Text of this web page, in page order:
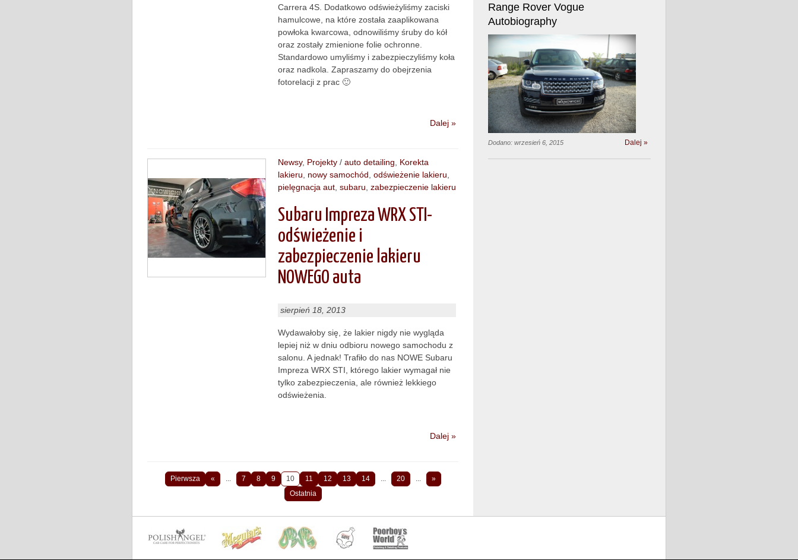
Carrera 4S. Dodatkowo odświeżyliśmy zaciski
hamulcowe, na które została zaaplikowana
powłoka kwarcowa, odnowiliśmy śruby do kół
oraz zostały zmienione folie ochronne.
Standardowo umyliśmy i zabezpieczyliśmy koła
oraz nadkola. Zapraszamy do obejrzenia
fotorelacji z prac 🙂
Dalej »
Newsy, Projekty / auto detailing
Korekta
lakieru
nowy samochód odświeżenie lakieru
pielęgnacja aut subaru zabezpieczenie lakieru
Subaru Impreza WRX STI-
odświeżenie i
zabezpieczenie lakieru
NOWEGO auta
sierpień 18, 2013
Wydawałoby się, że lakier nigdy nie wygląda
lepiej niż w dniu odbioru nowego samochodu z
salonu. A jednak! Trafiło do nas NOWE Subaru
Impreza WRX STI, którego lakier wymagał nie
tylko zabezpieczenia, ale również lekkiego
odświeżenia.
Dalej »
Pierwsza « ... 7 8 9 10 11 12 13 14 ... 20 ...
»
Ostatnia
Range Rover Vogue
Autobiography
Dodano: wrzesień 6, 2015 Dalej »